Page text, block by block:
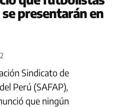
presentarán en
Sindicato de
Perú (SAFAP),
que ningún